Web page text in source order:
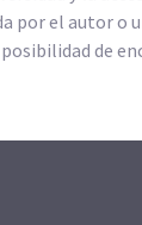
por el autor o
de